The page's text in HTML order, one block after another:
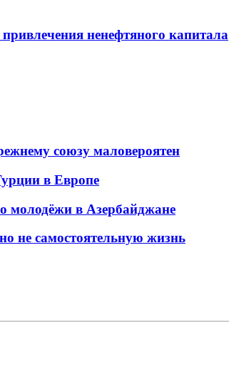
ненефтяного капитала
союзу маловероятен
в Европе
молодёжи в Азербайджане
не самостоятельную жизнь